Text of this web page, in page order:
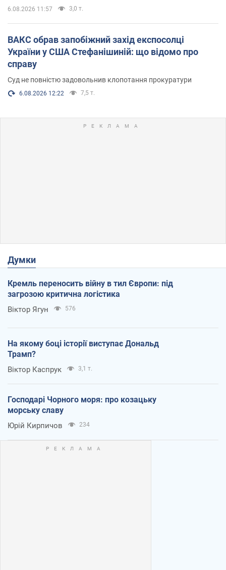
6.08.2026 11:57 3,0 т.
ВАКС обрав запобіжний захід експосолці
України у США Стефанішиній: що відомо про
справу
Суд не повністю задовольнив клопотання прокуратури
6.08.2026 12:22 7,5 т.
Думки
Кремль переносить війну в тил Європи: під
загрозою критична логістика
Віктор Ягун 576
На якому боці історії виступає Дональд
Трамп?
Віктор Каспрук 3,1 т.
Господарі Чорного моря: про козацьку
морську славу
Юрій Кирпичов 234